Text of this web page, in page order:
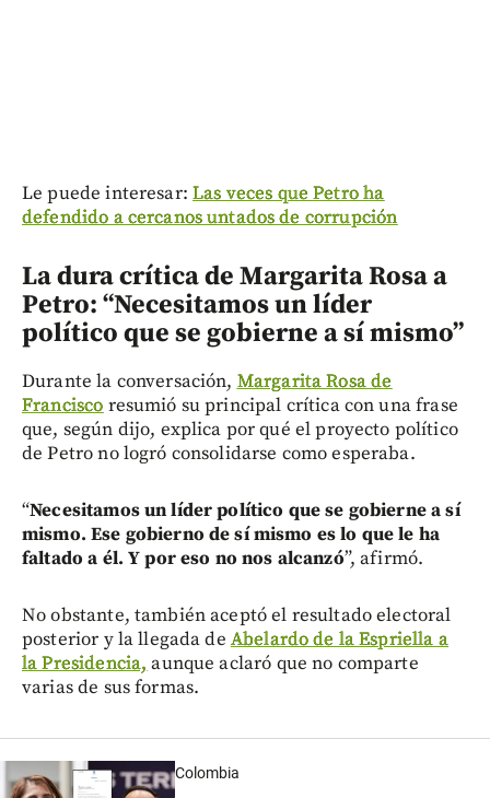
Le puede interesar: Las veces que Petro ha
defendido a cercanos untados de corrupción
La dura crítica de Margarita Rosa a
Petro: “Necesitamos un líder
político que se gobierne a sí mismo”
Durante la conversación, Margarita Rosa de
Francisco resumió su principal crítica con una frase
que, según dijo, explica por qué el proyecto político
de Petro no logró consolidarse como esperaba.
“Necesitamos un líder político que se gobierne a sí
mismo. Ese gobierno de sí mismo es lo que le ha
faltado a él. Y por eso no nos alcanzó”, afirmó.
No obstante, también aceptó el resultado electoral
posterior y la llegada de Abelardo de la Espriella a
la Presidencia, aunque aclaró que no comparte
varias de sus formas.
Colombia